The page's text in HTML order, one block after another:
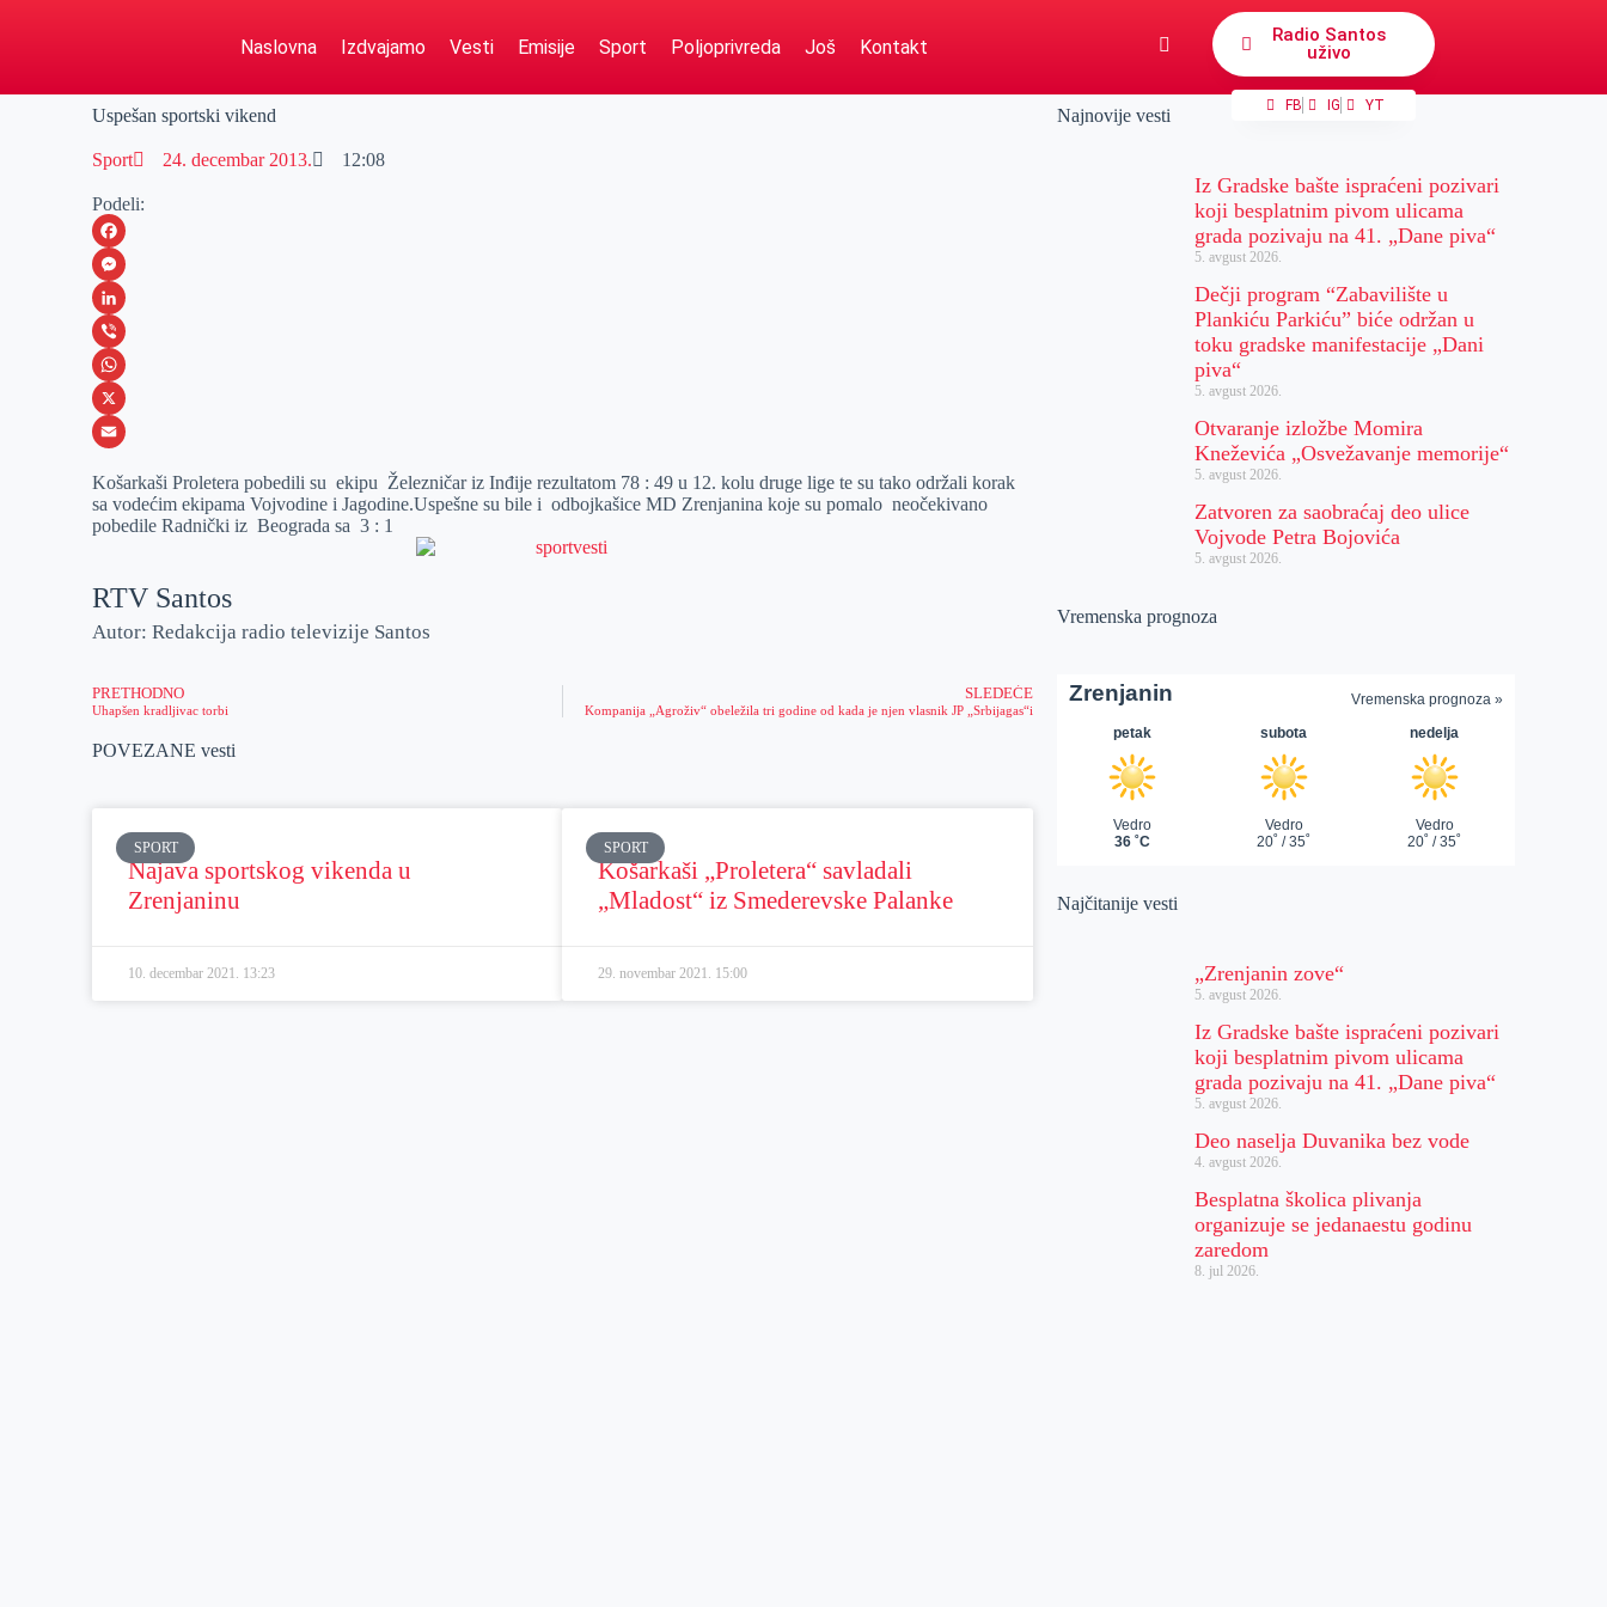
Naslovna Izdvajamo Vesti Emisije Sport Poljoprivreda Još Kontakt
Radio Santos
uživo
FB IG YT
Uspešan sportski vikend
Sport 24. decembar 2013. 12:08
Podeli:
F
a
c
e
b
o
k
M
e
s
s
e
g
e
L
i
n
k
d
I
V
i
b
r
W
h
t
s
p
p
X
m
a
Košarkaši Proletera pobedili su ekipu Železničar iz Inđije rezultatom 78 : 49 u 12. kolu druge lige te su tako održali korak
sa vodećim ekipama Vojvodine i Jagodine.Uspešne su bile i odbojkašice MD Zrenjanina koje su pomalo neočekivano
pobedile Radnički iz Beograda sa 3 : 1
RTV Santos
Autor: Redakcija radio televizije Santos
PRETHODNO
Uhapšen kradljivac torbi
SLEDEĆE
Kompanija „Agroživ“ obeležila tri godine od kada je njen vlasnik JP „Srbijagas“i
POVEZANE vesti
SPORT
Najava sportskog vikenda u
Zrenjaninu
10. decembar 2021. 13:23
SPORT
Košarkaši „Proletera“ savladali
„Mladost“ iz Smederevske Palanke
29. novembar 2021. 15:00
Najnovije vesti
Iz Gradske bašte ispraćeni pozivari
koji besplatnim pivom ulicama
grada pozivaju na 41. „Dane piva“
5. avgust 2026.
Dečji program “Zabavilište u
Plankiću Parkiću” biće održan u
toku gradske manifestacije „Dani
piva“
5. avgust 2026.
Otvaranje izložbe Momira
Kneževića „Osvežavanje memorije“
5. avgust 2026.
Zatvoren za saobraćaj deo ulice
Vojvode Petra Bojovića
5. avgust 2026.
Vremenska prognoza
Najčitanije vesti
„Zrenjanin zove“
5. avgust 2026.
Iz Gradske bašte ispraćeni pozivari
koji besplatnim pivom ulicama
grada pozivaju na 41. „Dane piva“
5. avgust 2026.
Deo naselja Duvanika bez vode
4. avgust 2026.
Besplatna školica plivanja
organizuje se jedanaestu godinu
zaredom
8. jul 2026.